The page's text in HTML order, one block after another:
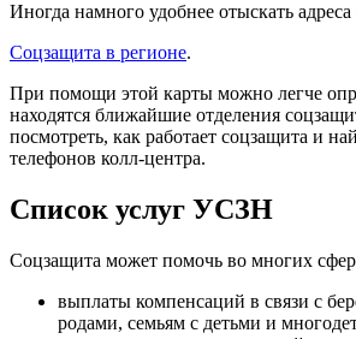
Иногда намного удобнее отыскать
Соцзащита в регионе.
При помощи этой карты можно легче
находятся ближайшие отделения
посмотреть, как работает соцзащита и
телефонов колл-центра.
Список услуг УСЗН
Соцзащита может помочь во многих
выплаты компенсаций в связи с
родами, семьям с детьми и